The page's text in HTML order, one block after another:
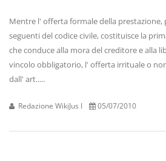
Mentre l' offerta formale della prestazione,
seguenti del codice civile, costituisce la
che conduce alla mora del creditore e alla
vincolo obbligatorio, l' offerta irrituale o
dall' art.....
Redazione WikiJus I 05/07/2010